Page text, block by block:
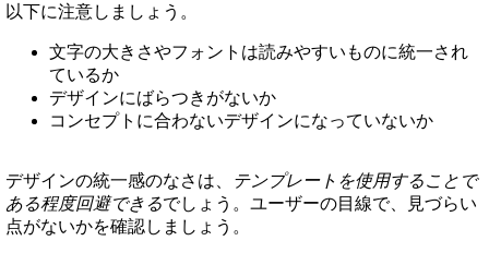
以下に注意しましょう。
文字の大きさやフォントは読みやすいものに統一され
ているか
デザインにばらつきがないか
コンセプトに合わないデザインになっていないか
デザインの統一感のなさは、
テンプレートを使用することで
ある程度回避できるでしょう。ユーザーの目線で、見づらい
点がないかを確認しましょう。